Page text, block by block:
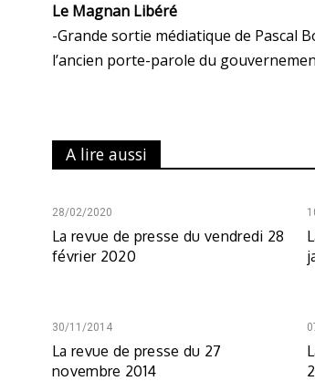
Le Magnan Libéré
-Grande sortie médiatique de Pascal
l’ancien porte-parole du
A lire aussi
28/02/2020
La revue de presse du vendredi 28
février 2020
30/11/2014
La revue de presse du 27
novembre 2014